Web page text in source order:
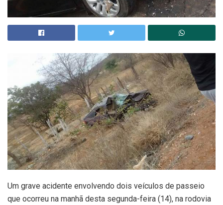
Um grave acidente envolvendo dois veículos de passeio
que ocorreu na manhã desta segunda-feira (14), na rodovia